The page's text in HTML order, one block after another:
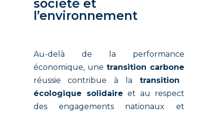
société et
l’environnement
Au-delà de la performance
économique, unetransition carbone
réussie contribue à la transition
écologique solidaire et au respect
des engagements nationaux et